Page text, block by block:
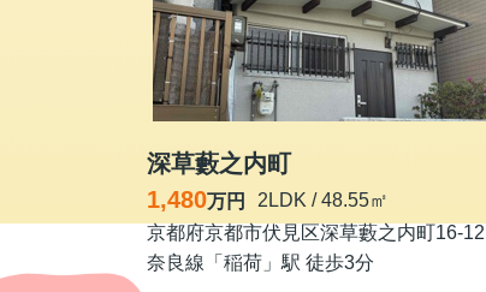
深草藪之内町
1,480万円
2LDK / 48.55㎡
奈良線「稲荷」駅 徒歩3分